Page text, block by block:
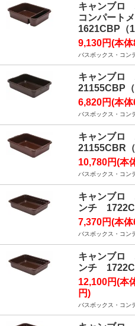
キャンブロ
コンパート
1621CBP（
9,130円(本
バスボックス・コン
キャンブロ
21155CBP（
6,820円(本
バスボックス・コン
キャンブロ
21155CBR（
10,780円(本
バスボックス・コン
キャンブロ
ンチ
7,370円(本
バスボックス・コン
キャンブロ
ンチ
12,100円(本
円)
バスボックス・コン